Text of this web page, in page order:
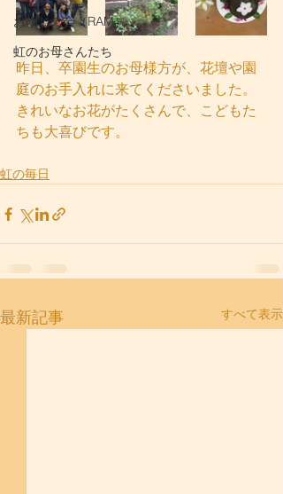
おやじの会（RAM）
虹のお母さんたち
昨日、卒園生のお母様方が、花壇や園
庭のお手入れに来てくださいました。
きれいなお花がたくさんで、こどもた
ちも大喜びです。
虹の毎日
最新記事 すべて表示